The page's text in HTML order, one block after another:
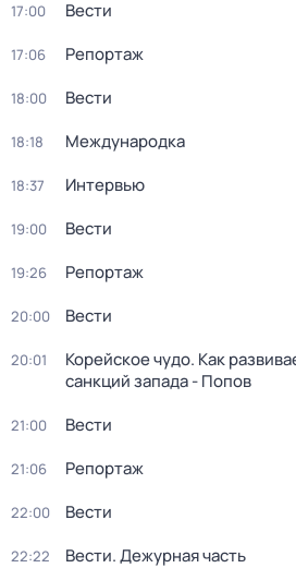
17:00 Вести
17:06 Репортаж
18:00 Вести
18:18 Международка
18:37 Интервью
19:00 Вести
19:26 Репортаж
20:00 Вести
20:01
Корейское чудо. Как
санкций запада - Попов
21:00 Вести
21:06 Репортаж
22:00 Вести
22:22 Вести. Дежурная часть